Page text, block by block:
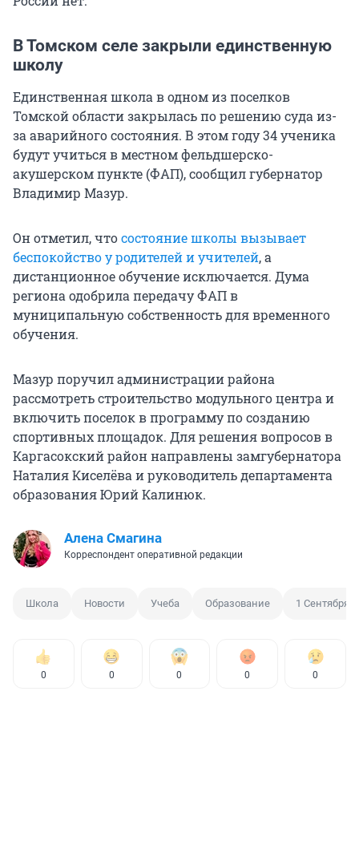
В Томском селе закрыли единственную
школу
Единственная школа в одном из поселков
Томской области закрылась по решению суда из-
за аварийного состояния. В этом году 34 ученика
будут учиться в местном фельдшерско-
акушерском пункте (ФАП), сообщил губернатор
Владимир Мазур.
Он отметил, чтосостояние школы вызывает
беспокойство у родителей и учителей, а
дистанционное обучение исключается. Дума
региона одобрила передачу ФАП в
муниципальную собственность для временного
обучения.
Мазур поручил администрации района
рассмотреть строительство модульного центра и
включить поселок в программу по созданию
спортивных площадок. Для решения вопросов в
Каргасокский район направлены замгубернатора
Наталия Киселёва и руководитель департамента
образования Юрий Калинюк.
Алена Смагина
Корреспондент оперативной редакции
Школа Новости Учеба Образование 1 Сентября
0 0 0 0 0